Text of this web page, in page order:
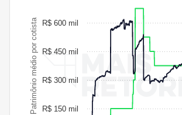
Patrimônio médio por cotista R$ 150 mil
R$ 300 mil
R$ 450 mil
R$ 600 mil